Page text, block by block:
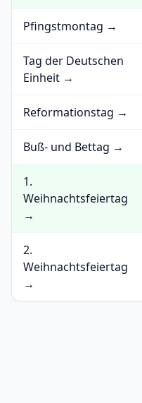
Pfingstmontag →
Tag der Deutschen
Einheit →
Reformationstag →
Buß- und Bettag →
1.
Weihnachtsfeiertag
→
2.
Weihnachtsfeiertag
→